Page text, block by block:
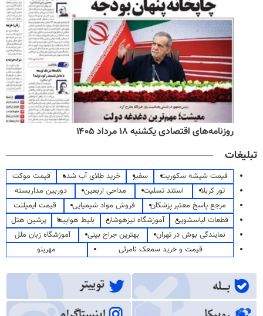
روزنامه‌های اقتصادی یکشنبه ۱۸ مرداد ۱۴۰۵
تبلیغات
قیمت شیشه سکوریت سفیر خرید طلای آب شده
قیمت موکت
تور کربلا
استند تسلیت مداحی اربعین
دوربین مداربسته
مرجع پاسخ معتبر پزشکان
فروش مواد شیمیایی
قیمت ایمپلنت
قطعات لباسشویی
آموزشگاه تیزهوشان بلیط هواپیما
پرشین هتل
نمایندگی بوش در تهران
بهترین جراح بینی
آموزشگاه زبان ملل
قیمت و خرید سمعک نامرئی
مهرینو